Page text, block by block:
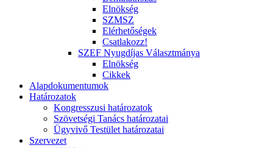
Elnökség
SZMSZ
Elérhetőségek
Csatlakozz!
SZEF Nyugdíjas Választmánya
Elnökség
Cikkek
Alapdokumentumok
Határozatok
Kongresszusi határozatok
Szövetségi Tanács határozatai
Ügyvivő Testület határozatai
Szervezet